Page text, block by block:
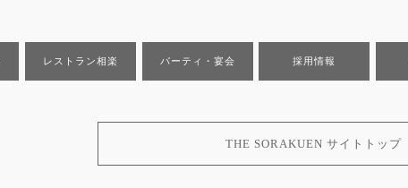
レストラン相楽 パーティ・宴会 採用情報
THE SORAKUEN サイトトップ